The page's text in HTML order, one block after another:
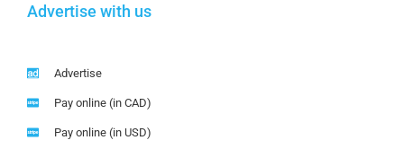
Advertise with us
Advertise
Pay online (in CAD)
Pay online (in USD)